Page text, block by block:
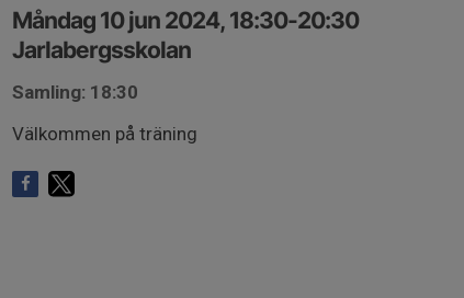
Måndag 10 jun 2024, 18:30-20:30
Jarlabergsskolan
Samling: 18:30
Välkommen på träning